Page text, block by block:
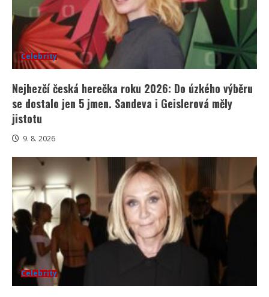
Celebrity
Nejhezčí česká herečka roku 2026: Do úzkého výběru
se dostalo jen 5 jmen. Sandeva i Geislerová měly
jistotu
9. 8. 2026
Celebrity